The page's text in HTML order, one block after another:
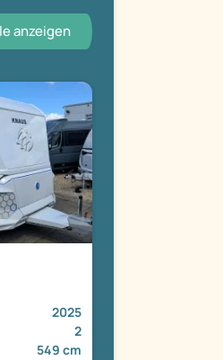
anzeigen
2025
2
549 cm